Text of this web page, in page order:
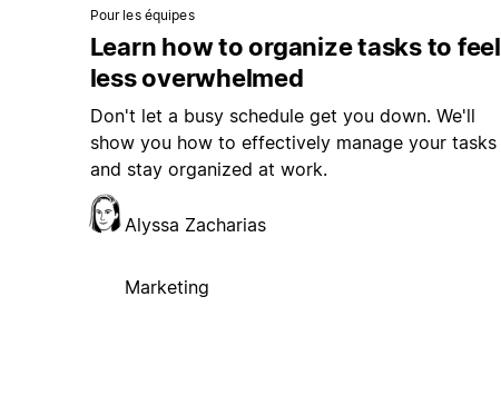
Pour les équipes
Learn how to organize tasks to feel
less overwhelmed
Don't let a busy schedule get you down. We'll
show you how to effectively manage your tasks
and stay organized at work.
Alyssa Zacharias
Marketing